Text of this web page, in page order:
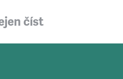
číst